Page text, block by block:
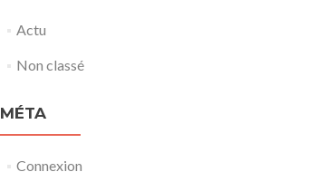
Actu
Non classé
MÉTA
Connexion